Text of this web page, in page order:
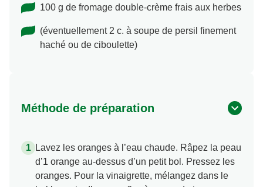
100 g de fromage double-crème frais aux herbes
(éventuellement 2 c. à soupe de persil finement
haché ou de ciboulette)
Méthode de préparation
Lavez les oranges à l’eau chaude. Râpez la peau
d’1 orange au-dessus d’un petit bol. Pressez les
oranges. Pour la vinaigrette, mélangez dans le